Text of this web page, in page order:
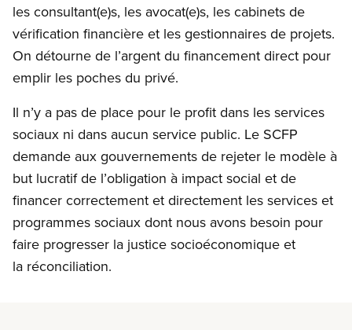
les consultant(e)s, les avocat(e)s, les cabinets de
vérification financière et les gestionnaires de projets.
On détourne de l’argent du financement direct pour
emplir les poches du privé.
Il n’y a pas de place pour le profit dans les services
sociaux ni dans aucun service public. Le SCFP
demande aux gouvernements de rejeter le modèle à
but lucratif de l’obligation à impact social et de
financer correctement et directement les services et
programmes sociaux dont nous avons besoin pour
faire progresser la justice socioéconomique et
la réconciliation.